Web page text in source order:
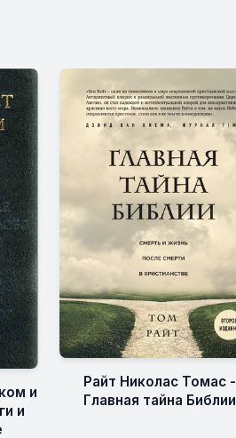
и
и
Райт Николас Томас -
Главная тайна Библии